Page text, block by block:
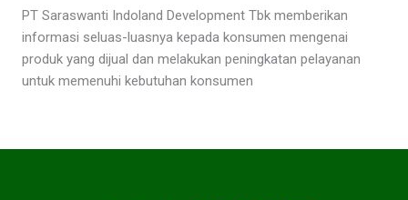
PT Saraswanti Indoland Development Tbk memberikan
informasi seluas-luasnya kepada konsumen mengenai
produk yang dijual dan melakukan peningkatan pelayanan
untuk memenuhi kebutuhan konsumen